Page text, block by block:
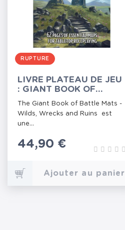
RUPTURE
LIVRE PLATEAU DE JEU
: GIANT BOOK OF
BATTLE MATS - WILDS,
WRECKS AND RUINS
(A3)
The Giant Book of Battle Mats -
Wilds, Wrecks and Ruins est
une...
Prix
44,90 €
Ajouter au panier